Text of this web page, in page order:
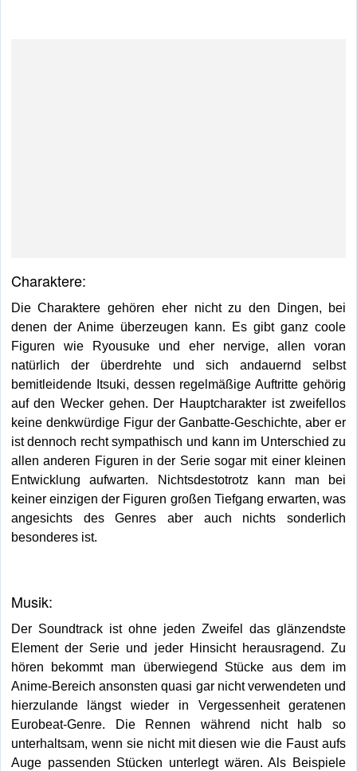
Charaktere:
Die Charaktere gehören eher nicht zu den Dingen, bei
denen der Anime überzeugen kann. Es gibt ganz coole
Figuren wie Ryousuke und eher nervige, allen voran
natürlich der überdrehte und sich andauernd selbst
bemitleidende Itsuki, dessen regelmäßige Auftritte gehörig
auf den Wecker gehen. Der Hauptcharakter ist zweifellos
keine denkwürdige Figur der Ganbatte-Geschichte, aber er
ist dennoch recht sympathisch und kann im Unterschied zu
allen anderen Figuren in der Serie sogar mit einer kleinen
Entwicklung aufwarten. Nichtsdestotrotz kann man bei
keiner einzigen der Figuren großen Tiefgang erwarten, was
angesichts des Genres aber auch nichts sonderlich
besonderes ist.
Musik:
Der Soundtrack ist ohne jeden Zweifel das glänzendste
Element der Serie und jeder Hinsicht herausragend. Zu
hören bekommt man überwiegend Stücke aus dem im
Anime-Bereich ansonsten quasi gar nicht verwendeten und
hierzulande längst wieder in Vergessenheit geratenen
Eurobeat-Genre. Die Rennen während nicht halb so
unterhaltsam, wenn sie nicht mit diesen wie die Faust aufs
Auge passenden Stücken unterlegt wären. Als Beispiele